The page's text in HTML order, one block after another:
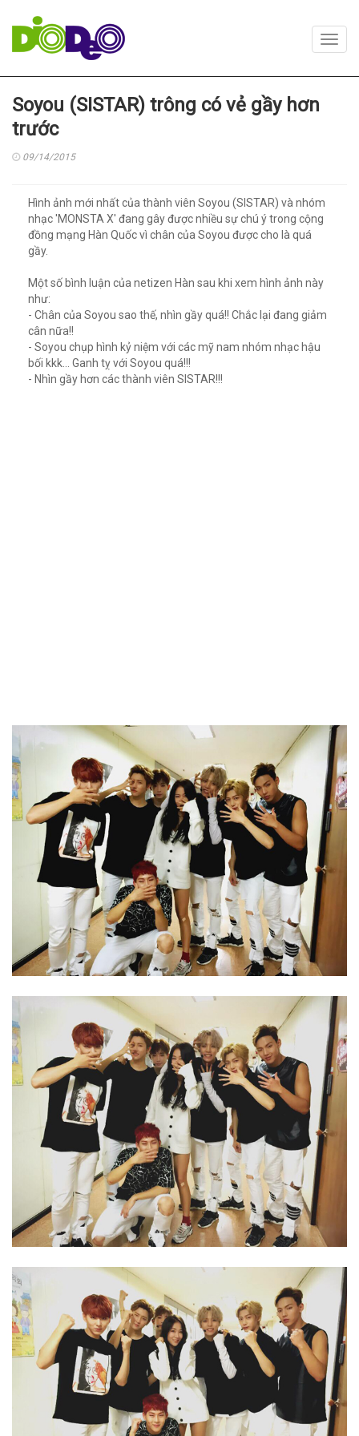
Soyou (SISTAR) trông có vẻ gầy hơn
trước
09/14/2015
Hình ảnh mới nhất của thành viên Soyou (SISTAR) và nhóm
nhạc 'MONSTA X' đang gây được nhiều sự chú ý trong cộng
đồng mạng Hàn Quốc vì chân của Soyou được cho là quá
gầy.
Một số bình luận của netizen Hàn sau khi xem hình ảnh này
như:
- Chân của Soyou sao thế, nhìn gầy quá!! Chắc lại đang giảm
cân nữa!!
- Soyou chụp hình kỷ niệm với các mỹ nam nhóm nhạc hậu
bối kkk... Ganh tỵ với Soyou quá!!!
- Nhìn gầy hơn các thành viên SISTAR!!!